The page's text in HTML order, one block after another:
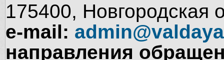
175400, Новгородская
e-mail:
направления